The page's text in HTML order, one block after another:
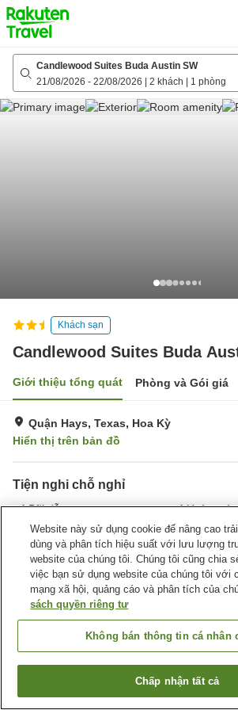
to
top
page
Candlewood Suites Buda Austin SW
21/08/2026 - 22/08/2026 2 khách 1 phòng
Khách sạn
Candlewood Suites Buda
Giới thiệu tổng quát Phòng và Gói giá
Quận Hays, Texas, Hoa Kỳ
Hiển thị trên bản đồ
Tiện nghi chỗ nghỉ
Bãi đỗ xe
Hoàn
Giặt ủi
Tiện nghi
Trang chủ Hoa Kỳ Texas
Quận Hays
Candlewood Suites Buda Austin SW
Tìm phòng trống
Website này sử dụng cookie để nâng cao
dùng và phân tích hiệu suất với lưu lượng
website của chúng tôi. Chúng tôi cũng chia
việc bạn sử dụng website của chúng tôi với
mạng xã hội, quảng cáo và phân tích của
sách quyền riêng tư
Không bán thông tin cá nhân
Chấp nhận tất cả